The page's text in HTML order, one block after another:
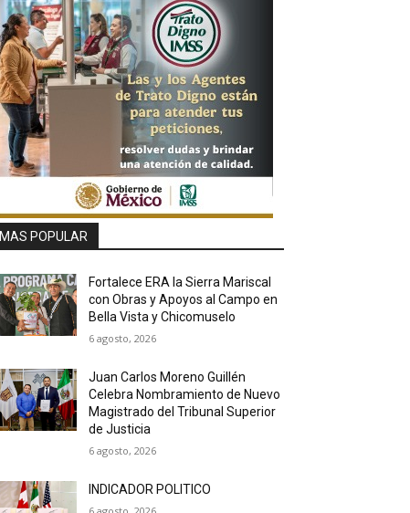
MAS POPULAR
Fortalece ERA la Sierra Mariscal
con Obras y Apoyos al Campo en
Bella Vista y Chicomuselo
6 agosto, 2026
Juan Carlos Moreno Guillén
Celebra Nombramiento de Nuevo
Magistrado del Tribunal Superior
de Justicia
6 agosto, 2026
INDICADOR POLITICO